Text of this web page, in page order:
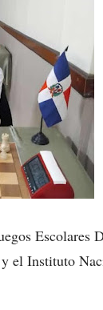
Escolares
el Instituto